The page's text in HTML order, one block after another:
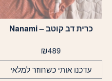
כרית דב קוטב – Nanami
₪489
עדכנו אותי כשחוזר למלאי